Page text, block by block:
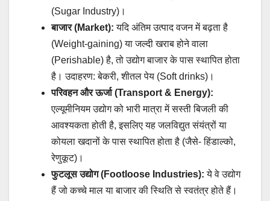
(Sugar Industry)।
बाजार (Market): यदि अंतिम उत्पाद वजन में बढ़ता है
(Weight-gaining) या जल्दी खराब होने वाला
(Perishable) है, तो उद्योग बाजार के पास स्थापित होता
है। उदाहरण: बेकरी, शीतल पेय (Soft drinks)।
परिवहन और ऊर्जा (Transport & Energy):
एल्यूमीनियम उद्योग को भारी मात्रा में सस्ती बिजली की
आवश्यकता होती है, इसलिए यह जलविद्युत संयंत्रों या
कोयला खदानों के पास स्थापित होता है (जैसे- हिंडाल्को,
रेणुकूट)।
फुटलूस उद्योग (Footloose Industries): ये वे उद्योग
हैं जो कच्चे माल या बाजार की स्थिति से स्वतंत्र होते हैं।